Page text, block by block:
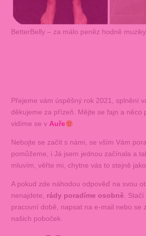
BetterBelly – za málo peněz hodně muziky
Přejeme vám úspěšný rok 2021, splnění
děkujeme za přízeň. Mějte se fajn a něco
vidíme se v Auře
Nebojte se začít s námi, se vším Vám
pomůžeme, i Já jsem jednou začínala a
mluvím, věřte mi, chytne vás to stejně
A pokud zde náhodou odpověď na svou
nenajdete, rády poradíme osobně. Stačí
pracovní době, napsat na e-mail nebo se
našich poboček.